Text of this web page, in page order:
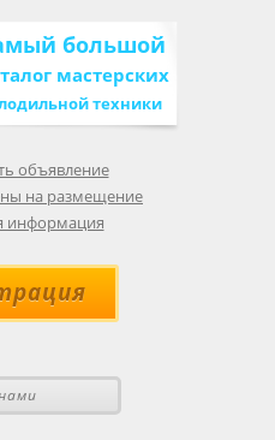
большой
мастерских
техники
объявление
на размещение
информация